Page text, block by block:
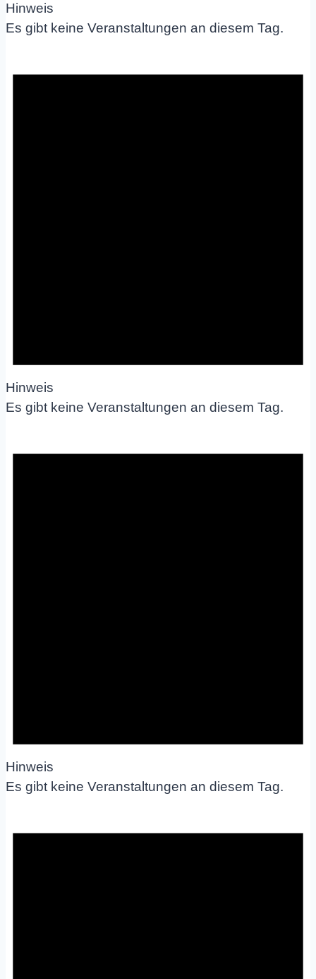
Hinweis
Es gibt keine Veranstaltungen an diesem Tag.
Hinweis
Es gibt keine Veranstaltungen an diesem Tag.
Hinweis
Es gibt keine Veranstaltungen an diesem Tag.